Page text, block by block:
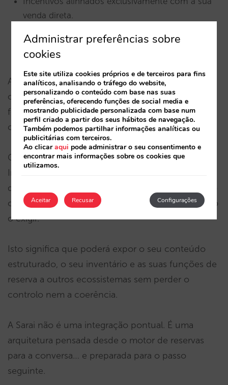
venda direta.
Um único parceiro para motor, conversa e
evolução futura.
A conversa não está separada da componente
operacional. É a componente operacional, noutro
formato. Além disso, a Sarai não se limita aos seus
canais próprios.
Graças ao MCP, outra das peças da Mirai AI
Infrastructure, a arquitetura está preparada para
que possa projetar-se para assistentes de IA como
o ChatGPT e agentes externos quando o mercado
o exigir.
Isto significa que poderá expor o seu conteúdo
estruturado, o seu inventário e as suas funções de
reserva a outros ecossistemas sem perder o
controlo nem a coerência.
A Sarai não é uma integração pontual. É uma
arquitetura pensada desde o motor de reservas
para a conversa… e preparada para o passo
seguinte.
Administrar preferências sobre
cookies
Este site utiliza cookies próprios e de terceiros para fins
analíticos, analisando o tráfego do website,
personalizando o conteúdo com base nas suas
preferências, oferecendo funções de social media e
mostrando publicidade personalizada com base num
perfil criado a partir dos seus hábitos de navegação.
Também podemos partilhar informações analíticas ou
publicitárias com terceiros.
Ao clicaraqui pode administrar o seu consentimento e
encontrar mais informações sobre os cookies que
utilizamos.
Aceitar Configurações
Recusar